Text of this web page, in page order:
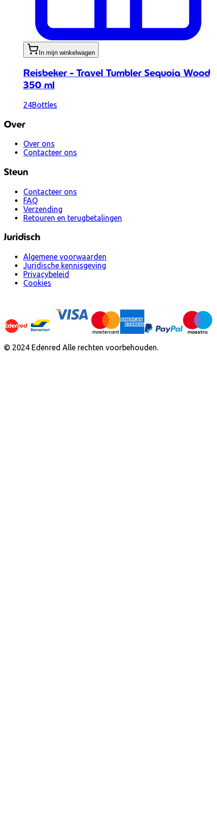
In mijn winkelwagen
Reisbeker - Travel Tumbler Sequoia Wood
350 ml
24Bottles
Over
Over ons
Contacteer ons
Steun
Contacteer ons
FAQ
Verzending
Retouren en terugbetalingen
Juridisch
Algemene voorwaarden
Juridische kennisgeving
Privacybeleid
Cookies
© 2024 Edenred Alle rechten voorbehouden.